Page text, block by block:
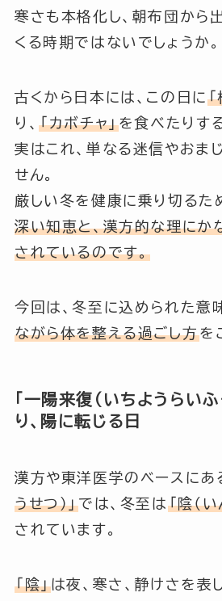
寒さも本格化し、朝布団から
くる時期ではないでしょうか。
古くから日本には、この日に
り、「カボチャ」を食べたりす
実はこれ、単なる迷信やおま
せん。
厳しい冬を健康に乗り切るた
深い知恵と、漢方的な理にか
されているのです。
今回は、冬至に込められた意味
ながら体を整える過ごし方を
「一陽来復（いちようらいふ
り、陽に転じる日
漢方や東洋医学のベースにあ
うせつ）」では、冬至は 「陰（
されています。
「陰」は夜、寒さ、静けさを表し